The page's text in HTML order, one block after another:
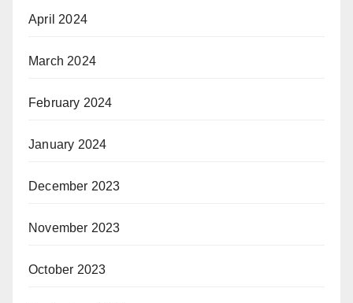
April 2024
March 2024
February 2024
January 2024
December 2023
November 2023
October 2023